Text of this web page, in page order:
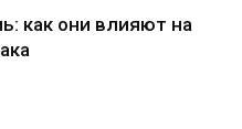
как они влияют на